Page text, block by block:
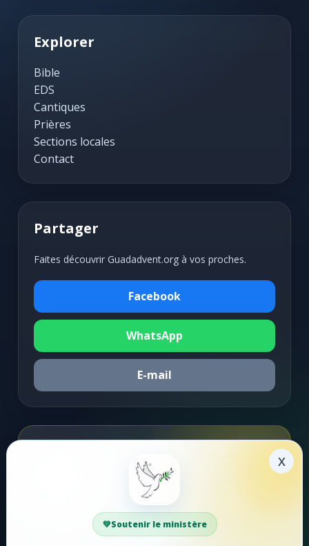
Explorer
Bible
EDS
Cantiques
Prières
Sections locales
Contact
Partager
Faites découvrir Guadadvent.org à vos proches.
Facebook
WhatsApp
E-mail
Votre soutien aide Guadadvent.org à continuer sa
mission de foi, d'encouragement et d'édification.
x
Soutenir le ministère